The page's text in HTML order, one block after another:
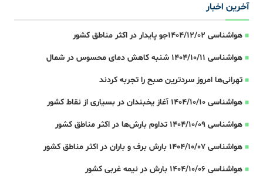
آخرین اخبار
هواشناسی 1404/12/02جو پایدار در اکثر مناطق کشور
هواشناسی 1404/10/11 شنبه کاهش دمای محسوس در شمال
تهرانی‌ها امروز سردترین صبح را تجربه کردند
هواشناسی 1404/10/10 آغاز یخبندان در بسیاری از نقاط کشور
هواشناسی 1404/10/09 تداوم بارش‌ها در اکثر مناطق کشور
هواشناسی 1404/10/07 بارش برف و باران در اکثر مناطق کشور
هواشناسی 1404/10/06 بارش در نیمه غربی کشور